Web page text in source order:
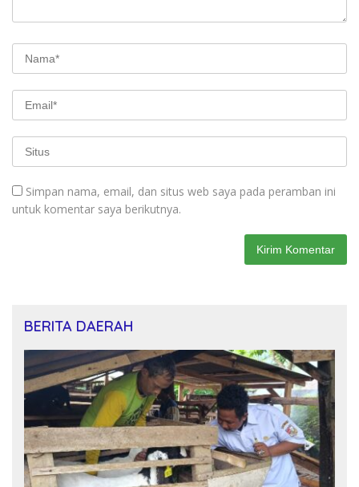
Simpan nama, email, dan situs web saya pada peramban ini
untuk komentar saya berikutnya.
BERITA DAERAH